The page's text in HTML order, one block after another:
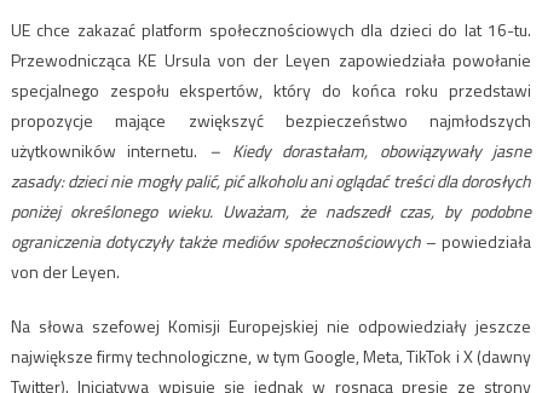
UE chce zakazać platform społecznościowych dla dzieci do lat 16-tu.
Przewodnicząca KE Ursula von der Leyen zapowiedziała powołanie
specjalnego zespołu ekspertów, który do końca roku przedstawi
propozycje mające zwiększyć bezpieczeństwo najmłodszych
użytkowników internetu. – Kiedy dorastałam, obowiązywały jasne
zasady: dzieci nie mogły palić, pić alkoholu ani oglądać treści dla dorosłych
poniżej określonego wieku. Uważam, że nadszedł czas, by podobne
ograniczenia dotyczyły także mediów społecznościowych – powiedziała
von der Leyen.
Na słowa szefowej Komisji Europejskiej nie odpowiedziały jeszcze
największe firmy technologiczne, w tym Google, Meta, TikTok i X (dawny
Twitter). Inicjatywa wpisuje się jednak w rosnącą presję ze strony